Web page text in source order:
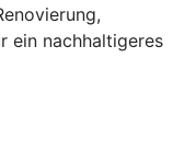
ein nachhaltigeres